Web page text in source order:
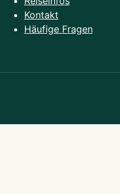
Kontakt
Häufige Fragen